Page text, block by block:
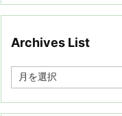
Archives List